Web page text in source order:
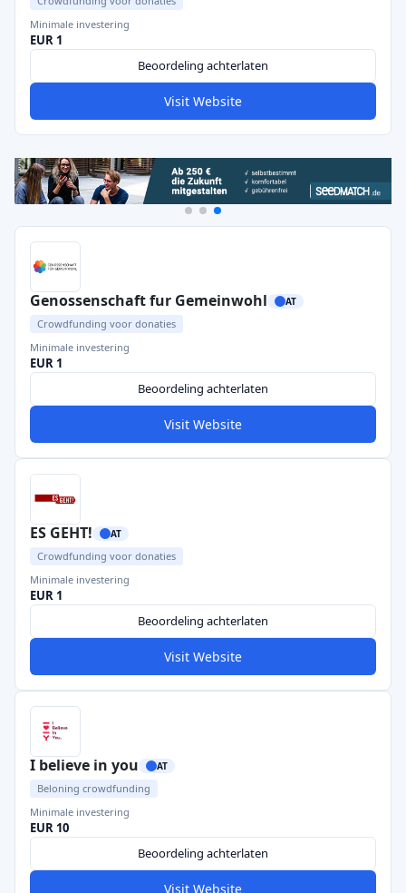
Minimale investering
EUR 1
Beoordeling achterlaten
Visit Website
Genossenschaft fur Gemeinwohl AT
Crowdfunding voor donaties
Minimale investering
EUR 1
Beoordeling achterlaten
Visit Website
ES GEHT! AT
Crowdfunding voor donaties
Minimale investering
EUR 1
Beoordeling achterlaten
Visit Website
I believe in you AT
Beloning crowdfunding
Minimale investering
EUR 10
Beoordeling achterlaten
Visit Website